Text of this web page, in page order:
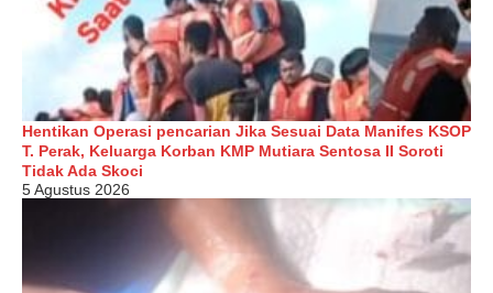
Hentikan Operasi pencarian Jika Sesuai Data Manifes KSOP
T. Perak, Keluarga Korban KMP Mutiara Sentosa II Soroti
Tidak Ada Skoci
5 Agustus 2026